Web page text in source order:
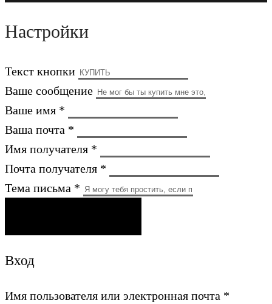
Настройки
Текст кнопки
Ваше сообщение
Ваше имя *
Ваша почта *
Имя получателя *
Почта получателя *
Тема письма *
Вход
Имя пользователя или электронная почта *